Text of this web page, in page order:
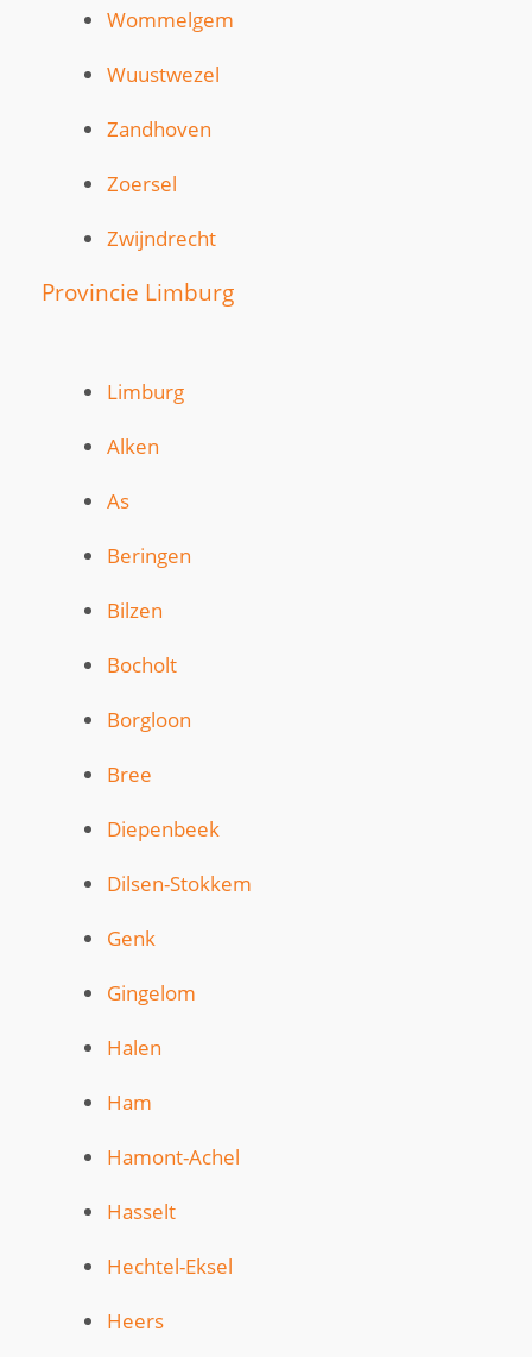
Wommelgem
Wuustwezel
Zandhoven
Zoersel
Zwijndrecht
Provincie Limburg
Limburg
Alken
As
Beringen
Bilzen
Bocholt
Borgloon
Bree
Diepenbeek
Dilsen-Stokkem
Genk
Gingelom
Halen
Ham
Hamont-Achel
Hasselt
Hechtel-Eksel
Heers